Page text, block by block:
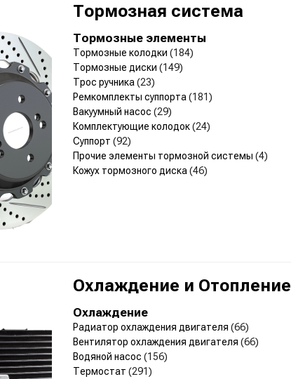
Тормозная система
Тормозные элементы
Тормозные колодки (184)
Тормозные диски (149)
Трос ручника (23)
Ремкомплекты суппорта (181)
Вакуумный насос (29)
Комплектующие колодок(24)
Суппорт (92)
Прочие элементы тормозной системы (4)
Кожух тормозного диска (46)
Охлаждение и Отопление
Охлаждение
Радиатор охлаждения двигателя (66)
Вентилятор охлаждения двигателя (66)
Водяной насос (156)
Термостат (291)